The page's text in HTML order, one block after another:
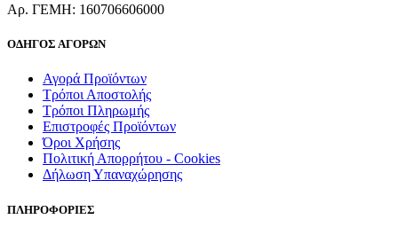
Aρ. ΓΕΜΗ: 160706606000
ΟΔΗΓΟΣ ΑΓΟΡΩΝ
Αγορά Προϊόντων
Τρόποι Αποστολής
Τρόποι Πληρωμής
Επιστροφές Προϊόντων
Όροι Χρήσης
Πολιτική Απορρήτου - Cookies
Δήλωση Υπαναχώρησης
ΠΛΗΡΟΦΟΡΙΕΣ